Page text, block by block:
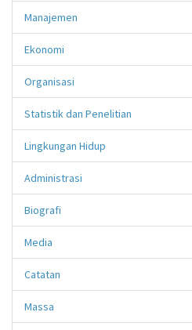
Manajemen
Ekonomi
Organisasi
Statistik dan Penelitian
Lingkungan Hidup
Administrasi
Biografi
Media
Catatan
Massa